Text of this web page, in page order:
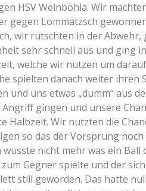
HSV Weinböhla. Wir
gegen Lommatzsch
wir rutschten in der
sehr schnell aus und ging
welche wir nutzen um
spielten danach weiter
und uns etwas „dumm“ aus
gingen und unsere
Halbzeit. Wir nutzten die
so das der Vorsprung
nicht mehr was ein
Gegner spielte und der
still geworden. Das hatte